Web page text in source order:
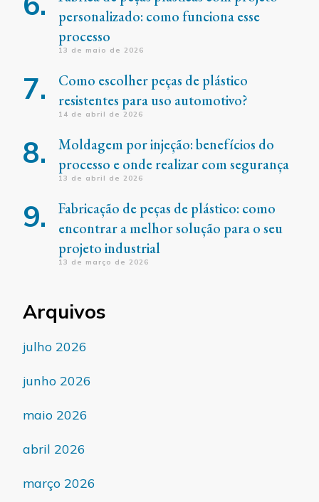
personalizado: como funciona esse
processo
13 de maio de 2026
Como escolher peças de plástico
resistentes para uso automotivo?
14 de abril de 2026
Moldagem por injeção: benefícios do
processo e onde realizar com segurança
13 de abril de 2026
Fabricação de peças de plástico: como
encontrar a melhor solução para o seu
projeto industrial
13 de março de 2026
Arquivos
julho 2026
junho 2026
maio 2026
abril 2026
março 2026